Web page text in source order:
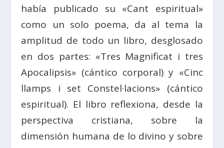
había publicado su «Cant espiritual»
como un solo poema, da al tema la
amplitud de todo un libro, desglosado
en dos partes: «Tres Magnificat i tres
Apocalipsis» (cántico corporal) y «Cinc
llamps i set Constel·lacions» (cántico
espiritual). El libro reflexiona, desde la
perspectiva cristiana, sobre la
dimensión humana de lo divino y sobre